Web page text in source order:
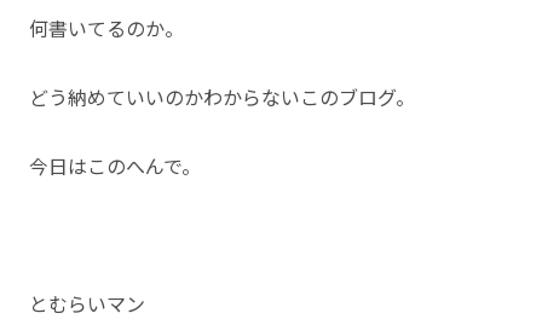
何書いてるのか。
どう納めていいのかわからないこのブログ。
今日はこのへんで。
とむらいマン